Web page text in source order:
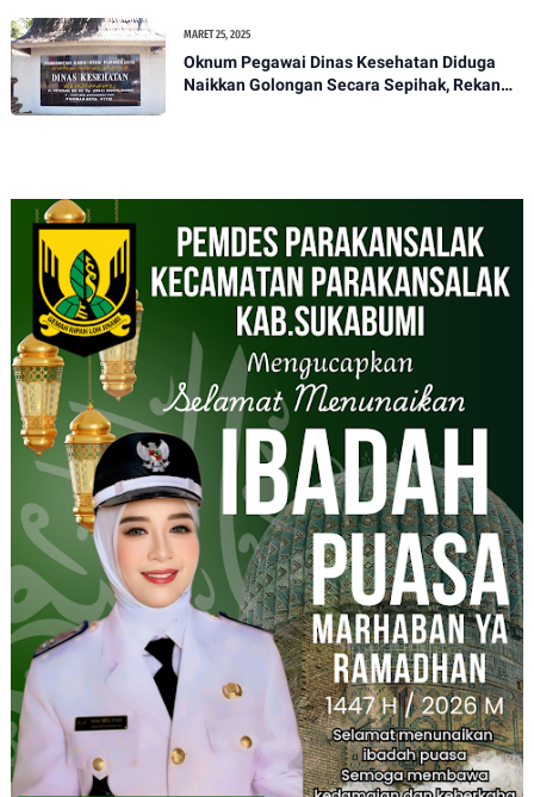
MARET 25, 2025
Oknum Pegawai Dinas Kesehatan Diduga
Naikkan Golongan Secara Sepihak, Rekan